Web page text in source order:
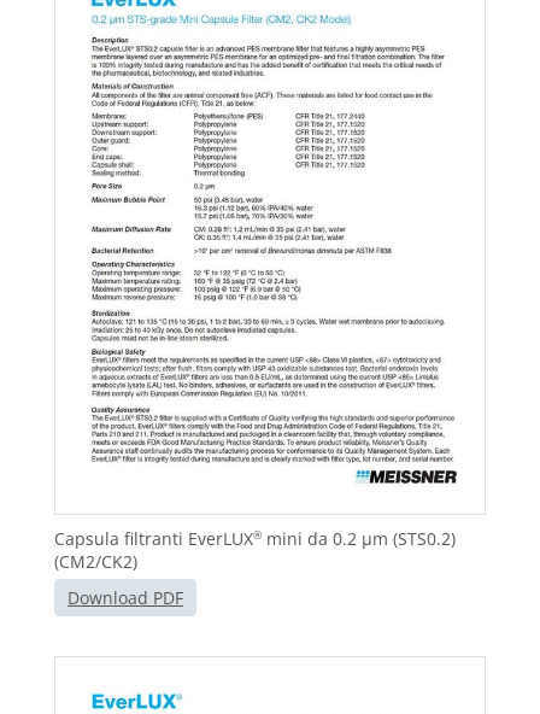
Capsula filtranti EverLUX® mini da 0.2 μm (STS0.2)
(CM2/CK2)
Download PDF